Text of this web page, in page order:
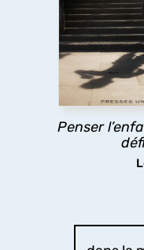
Penser
«
Comment
acteur », et
sociales ? La
politique,